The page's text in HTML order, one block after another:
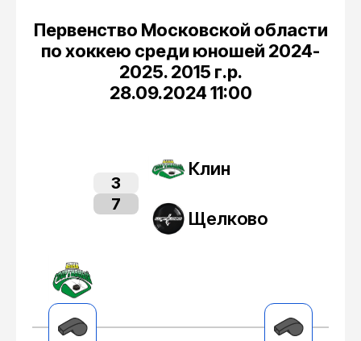
Первенство Московской области
по хоккею среди юношей 2024-
2025. 2015 г.р.
28.09.2024 11:00
Клин
3
7
Щелково